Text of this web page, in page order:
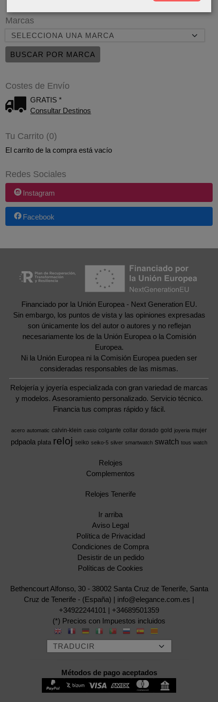
Marcas
Costes de Envío
GRATIS *
Consultar Destinos
Tu Carrito (0)
El carrito de la compra está vacío
Redes Sociales
Instagram
Facebook
Financiado por la Unión Europea - Next Generation EU.
Sin embargo, los puntos de vista y las opiniones expresadas
son únicamente los del autor o autores y no reflejan
necesariamente los de la Unión Europea o la Comisión
Europea.
Ni la Unión Europea ni la Comisión Europea pueden ser
consideradas responsables de las mismas.
Relojería y joyería especializada con gran variedad de marcas
y modelos. Asesoramiento personalizado. Servicio técnico.
Financia tus compras rápido y fácil.
acero automatic calvin-klein casio colgante collar dorado gold joyeria mujer
pdpaola plata reloj seiko seiko-5 silver smartwatch swatch tous watch
Relojes
Complementos
Relojes Tenerife
Ir arriba
Aviso Legal
Política de Privacidad
Condiciones de Compra
Desistir de un pedido
Políticas de Cookies
Bethencourt Alfonso, 30 - 38002 Santa Cruz de Tenerife, Santa
Cruz de Tenerife - (España) | info@elegance.com.es |
+34922244101 | +34689501359
(*) Precios con Impuestos incluidos
Métodos de pago aceptados